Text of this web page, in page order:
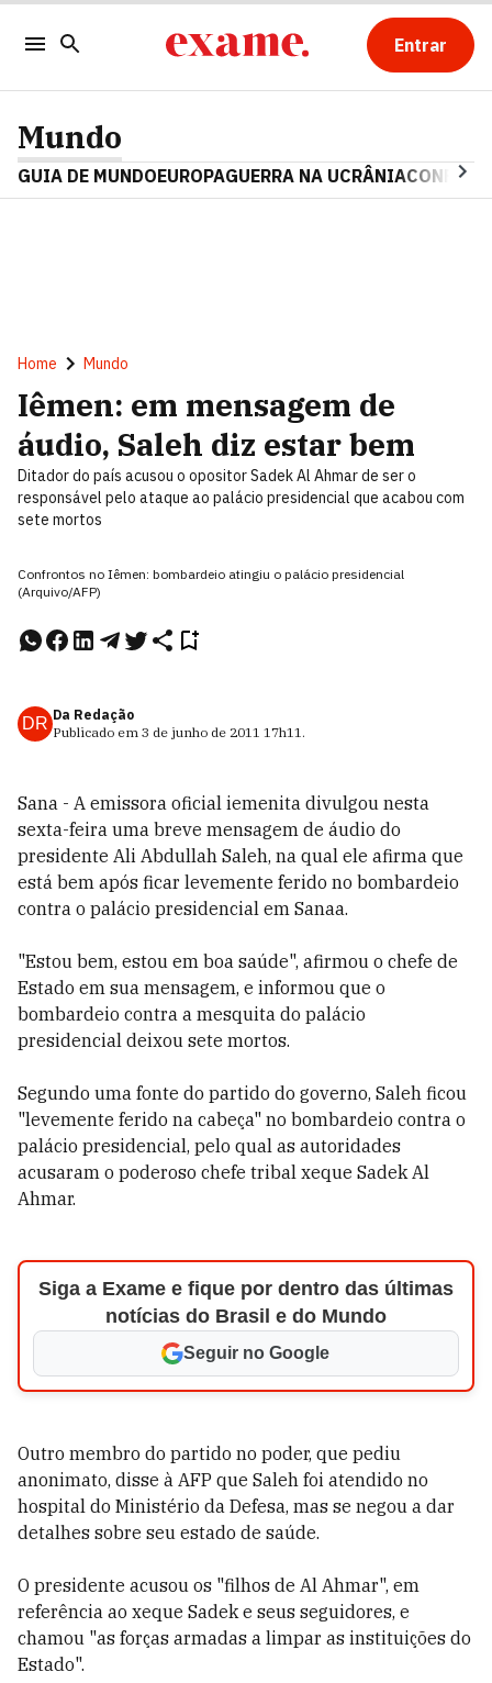
Entrar
Mundo
GUIA DE MUNDOEUROPAGUERRA NA UCRÂNIA
Home Mundo
Iêmen: em mensagem de
áudio, Saleh diz estar bem
Ditador do país acusou o opositor Sadek Al Ahmar de ser o
responsável pelo ataque ao palácio presidencial que acabou com
sete mortos
Confrontos no Iêmen: bombardeio atingiu o palácio presidencial
(Arquivo/AFP)
DR Da Redação
Publicado em 3 de junho de 2011 17h11.
Sana - A emissora oficial iemenita divulgou nesta
sexta-feira uma breve mensagem de áudio do
presidente Ali Abdullah Saleh, na qual ele afirma que
está bem após ficar levemente ferido no bombardeio
contra o palácio presidencial em Sanaa.
"Estou bem, estou em boa saúde", afirmou o chefe de
Estado em sua mensagem, e informou que o
bombardeio contra a mesquita do palácio
presidencial deixou sete mortos.
Segundo uma fonte do partido do governo, Saleh ficou
"levemente ferido na cabeça" no bombardeio contra o
palácio presidencial, pelo qual as autoridades
acusaram o poderoso chefe tribal xeque Sadek Al
Ahmar.
Siga a Exame e fique por dentro das últimas
notícias do Brasil e do Mundo
Seguir no Google
Outro membro do partido no poder, que pediu
anonimato, disse à AFP que Saleh foi atendido no
hospital do Ministério da Defesa, mas se negou a dar
detalhes sobre seu estado de saúde.
O presidente acusou os "filhos de Al Ahmar", em
referência ao xeque Sadek e seus seguidores, e
chamou "as forças armadas a limpar as instituições do
Estado".